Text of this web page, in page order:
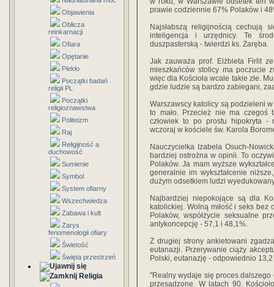
Objawienia
Oblicza
reinkarnacji
Ofiara
Opętanie
Piekło
Początki badań
religii PL
Początki
religioznawstwa
Politeizm
Raj
Religijność a
duchowość
Sumienie
Symbol
System ofiarny
Wszechwiedza
Zabawa i kult
Zarys
fenomenologii ofiary
Świetość
Święta przestrzeń
Religia
prawie codziennie 67% Polaków i
Najsłabszą religijnością cechują
inteligencja i urzędnicy. Te
duszpasterską - twierdzi ks. Zaręba.
Jak zauważa prof. Elżbieta Firlit
mieszkańców stolicy ma poczucie
więc dla Kościoła wcale takie złe.
gdzie ludzie są bardzo zabiegani,
Warszawscy katolicy są podzieleni
to mało. Przecież nie ma czegoś
człowiek to po prostu hipokryta -
wczoraj w kościele św. Karola
Nauczycielka Izabela Osuch-
bardziej ostrożna w opinii. To
Polaków. Ja mam wyższe
generalnie im wykształcenie
dużym odsetkiem ludzi
Najbardziej niepokojące są dla
katolickiej. Wolną miłość i seks
Polaków, współżycie seksualne
antykoncepcję - 57,1 i 48,1%.
Z drugiej strony ankietowani
eutanazji. Przerywanie ciąży
Polski, eutanazję - odpowiednio
"Realny wydaje się proces
przesądzone. W latach 90.